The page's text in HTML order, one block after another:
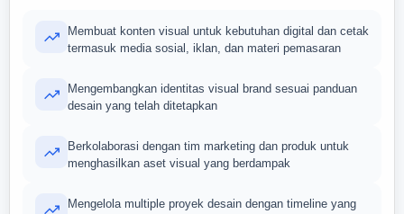
Membuat konten visual untuk kebutuhan digital dan cetak
termasuk media sosial, iklan, dan materi pemasaran
Mengembangkan identitas visual brand sesuai panduan
desain yang telah ditetapkan
Berkolaborasi dengan tim marketing dan produk untuk
menghasilkan aset visual yang berdampak
Mengelola multiple proyek desain dengan timeline yang